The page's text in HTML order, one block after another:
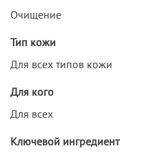
Очищение
Тип кожи
Для всех типов кожи
Для кого
Для всех
Ключевой ингредиент